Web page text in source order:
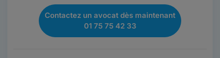
Contactez un avocat dès maintenant
01 75 75 42 33